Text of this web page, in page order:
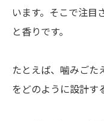
います。そこで注目
と香りです。
たとえば、噛みごた
をどのように設計す